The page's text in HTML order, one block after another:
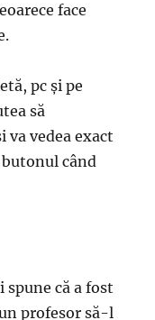
face
pc și pe
să
vedea exact
butonul când
că a fost
profesor să-l